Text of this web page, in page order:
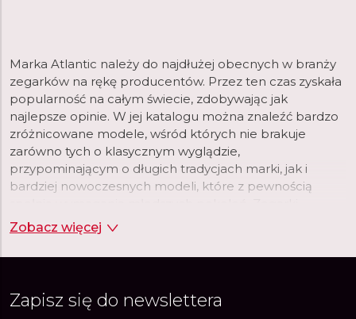
Marka Atlantic należy do najdłużej obecnych w branży
zegarków na rękę producentów. Przez ten czas zyskała
popularność na całym świecie, zdobywając jak
najlepsze opinie. W jej katalogu można znaleźć bardzo
zróżnicowane modele, wśród których nie brakuje
zarówno tych o klasycznym wyglądzie,
przypominającym o długich tradycjach marki, jak i
bardziej nowoczesnych modeli, które z pewnością
szwajcarskie Atlantic to gwarancja najwyższej jakości i
trwałości, za adekwatną do tego cenę.
Zobacz więcej
Zapisz się do newslettera